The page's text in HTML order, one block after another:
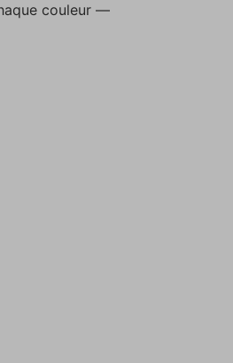
couleur —